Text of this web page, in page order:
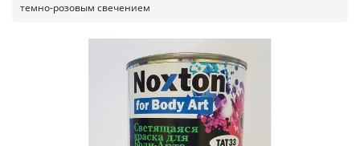
темно-розовым свечением